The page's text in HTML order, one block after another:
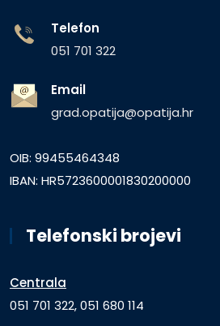
Telefon
051 701 322
Email
grad.opatija@opatija.hr
OIB: 99455464348
IBAN: HR5723600001830200000
Telefonski brojevi
Centrala
051 701 322, 051 680 114